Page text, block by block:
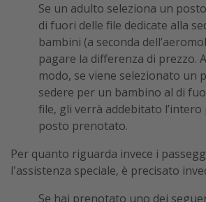
Se un adulto seleziona un
di fuori delle file dedicate alla
bambini (a seconda
pagare la differenza di prezzo.
modo, se viene selezionato un
sedere per un bambino al di
file, gli verrà addebitato l’intero
posto prenotato.
Per quanto riguarda invece i
l'assistenza speciale, è precisato
Se hai prenotato uno dei